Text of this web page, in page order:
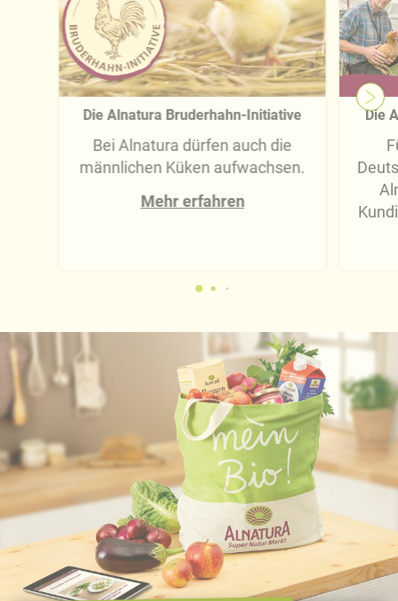
Die Alnatura Bruderhahn-Initiative
Bei Alnatura dürfen auch die
männlichen Küken aufwachsen.
Mehr erfahren
Die